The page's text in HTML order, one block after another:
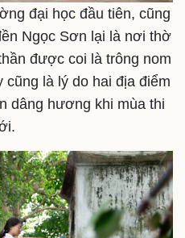
Giải trí
Nghệ sĩ
Thời trang
đại học đầu tiên, cũng
Ngọc Sơn lại là nơi thờ
được coi là trông nom
là lý do hai địa điểm
dâng hương khi mùa thi